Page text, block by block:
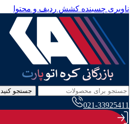
ناوبری چسبنده کشش ردیف و محتوا
جستجو کنید
021-33925411